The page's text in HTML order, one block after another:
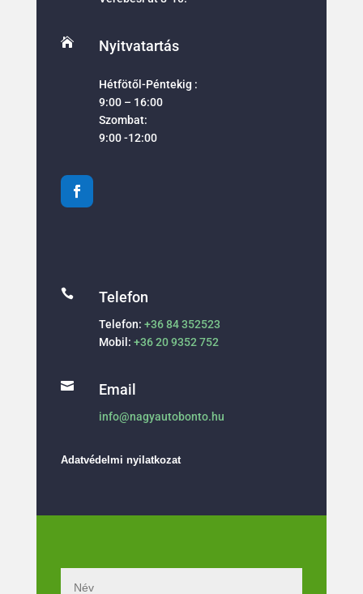
 Nyitvatartás
Hétfötől-Péntekig :
9:00 – 16:00
Szombat:
9:00 -12:00
 Telefon
Telefon: +36 84 352523
Mobil: +36 20 9352 752
 Email
info@nagyautobonto.hu
Adatvédelmi nyilatkozat